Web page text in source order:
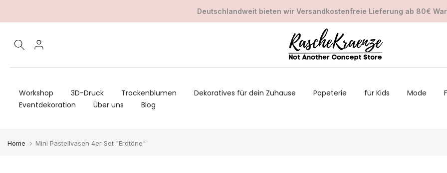
Inhalt
springen
Deutschlandweit bieten wir Versandkostenfreie Lieferung ab 80€
Workshop 3D-Druck Trockenblumen Dekoratives für dein Zuhause Papeterie für Kids Mode
Eventdekoration
Über uns Blog
Home Mini Pastellvasen 4er Set "Erdtöne"